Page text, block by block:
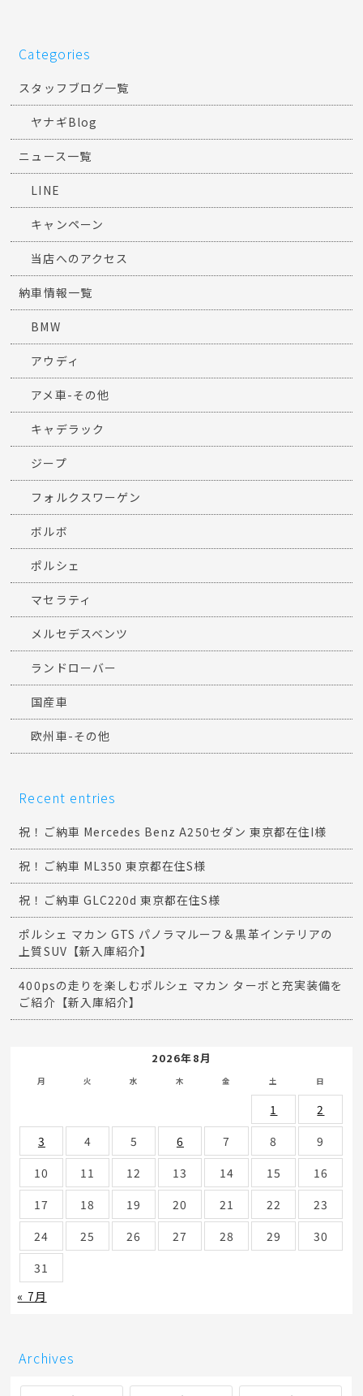
Categories
スタッフブログ一覧
ヤナギBlog
ニュース一覧
LINE
キャンペーン
当店へのアクセス
納車情報一覧
BMW
アウディ
アメ車-その他
キャデラック
ジープ
フォルクスワーゲン
ボルボ
ポルシェ
マセラティ
メルセデスベンツ
ランドローバー
国産車
欧州車-その他
Recent entries
祝！ご納車 Mercedes Benz A250セダン 東京都在住I様
祝！ご納車 ML350 東京都在住S様
祝！ご納車 GLC220d 東京都在住S様
ポルシェ マカン GTS パノラマルーフ＆黒革インテリアの
上質SUV【新入庫紹介】
400psの走りを楽しむポルシェ マカン ターボと充実装備を
ご紹介【新入庫紹介】
2026年8月
月 火 水 木 金 土 日
1
2
3
4 5 6 7 8
9
10
11 12 13 14 15
16
17
18 19 20 21 22
23
24
25 26 27 28 29
30
31
« 7月
Archives